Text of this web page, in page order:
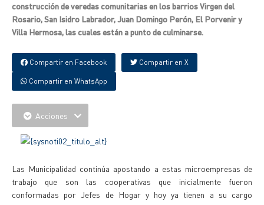
construcción de veredas comunitarias en los barrios Virgen del
Rosario, San Isidro Labrador, Juan Domingo Perón, El Porvenir y
Villa Hermosa, las cuales están a punto de culminarse.
Compartir en Facebook Compartir en X
Compartir en WhatsApp
Acciones
Las Municipalidad continúa apostando a estas microempresas de
trabajo que son las cooperativas que inicialmente fueron
conformadas por Jefes de Hogar y hoy ya tienen a su cargo